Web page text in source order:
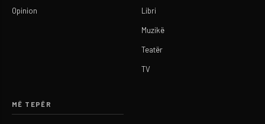
Opinion Libri
Muzikë
Teatër
TV
MË TEPËR